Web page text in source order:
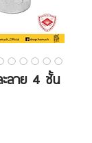
ลาย 4 ชั้น